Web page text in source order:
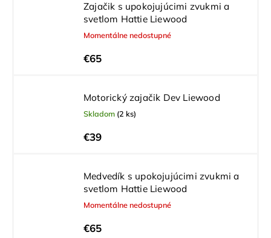
Zajačik s upokojujúcimi zvukmi a
svetlom Hattie Liewood
Momentálne nedostupné
€65
Motorický zajačik Dev Liewood
Skladom (2 ks)
€39
Medvedík s upokojujúcimi zvukmi a
svetlom Hattie Liewood
Momentálne nedostupné
€65